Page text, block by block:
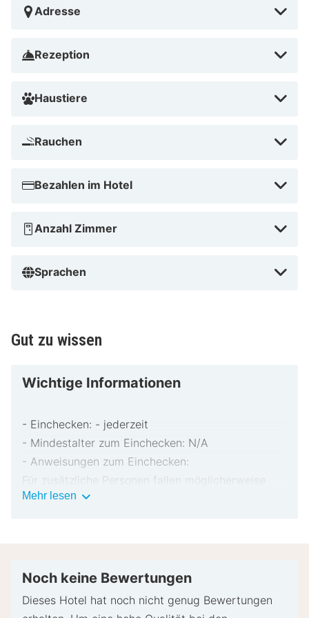
Adresse
Rezeption
Haustiere
Rauchen
Bezahlen im Hotel
Anzahl Zimmer
Sprachen
Gut zu wissen
Wichtige Informationen
- Einchecken: - jederzeit
- Mindestalter zum Einchecken: N/A
- Anweisungen zum Einchecken:
Für zusätzliche Personen fallen möglicherweise
Gebühren an, die abhängig von den Bestimmungen
bar für unvorhergesehene Aufwendungen verlangt.
versucht, Sonderwünschen entgegenzukommen,
Mehr lesen Wichtige
Noch keine Bewertungen
Dieses Hotel hat noch nicht genug Bewertungen